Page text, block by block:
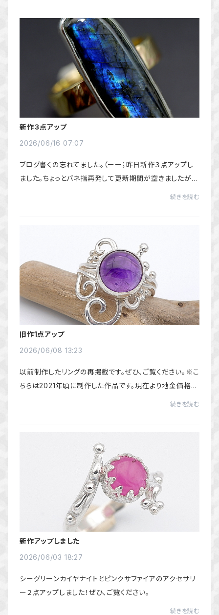
新作３点アップ
2026/06/16 07:07
ブログ書くの忘れてました。（ーー；昨日新作３点アップし
ました。ちょっとバネ指再発して更新期間が空きましたが、
続きを読む
旧作1点アップ
2026/06/08 13:23
以前制作したリングの再掲載です。ぜひ、ご覧ください。※こ
ちらは2021年頃に制作した作品です。現在より地金価格が
続きを読む
新作アップしました
2026/06/03 18:27
シーグリーンカイヤナイトとピンクサファイアのアクセサリ
ー２点アップしました！ぜひ、ご覧ください。
続きを読む